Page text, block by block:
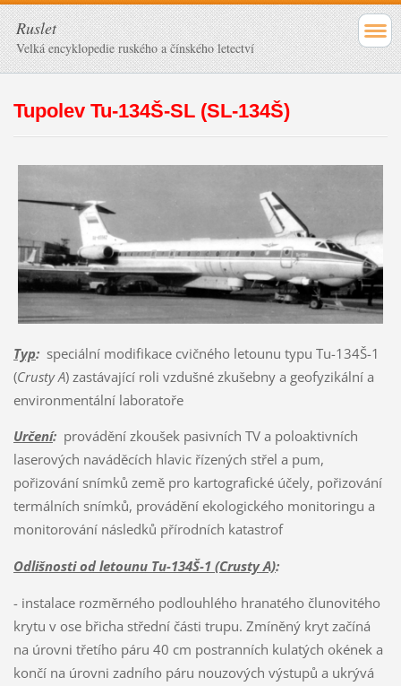
Ruslet
Velká encyklopedie ruského a čínského letectví
Tupolev Tu-134Š-SL (SL-134Š)
Typ:speciální modifikace cvičného letounu typu Tu-134Š-1
(Crusty A) zastávající roli vzdušné zkušebny a geofyzikální a
environmentální laboratoře
Určení:provádění zkoušek pasivních TV a poloaktivních
laserových naváděcích hlavic řízených střel a pum,
pořizování snímků země pro kartografické účely, pořizování
termálních snímků, provádění ekologického monitoringu a
monitorování následků přírodních katastrof
Odlišnosti od letounu Tu-134Š-1 (Crusty A):
- instalace rozměrného podlouhlého hranatého člunovitého
krytu v ose břicha střední části trupu. Zmíněný kryt začíná
na úrovni třetího páru 40 cm postranních kulatých okének a
končí na úrovni zadního páru nouzových výstupů a ukrývá